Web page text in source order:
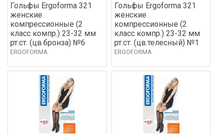
Гольфы Ergoforma 321
женские
компрессионные (2
класс компр.) 23-32 мм
рт.ст. (цв.бронза) №6
ERGOFORMA
Гольфы Ergoforma 321
женские
компрессионные (2
класс компр.) 23-32 мм
рт.ст. (цв.телесный) №1
ERGOFORMA